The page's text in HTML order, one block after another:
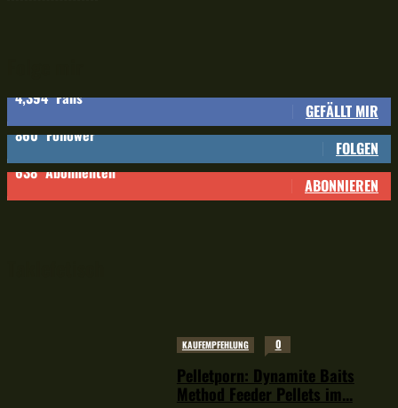
4,394 Fans
GEFÄLLT MIR
860 Follower
FOLGEN
638 Abonnenten
ABONNIEREN
KAUFEMPFEHLUNG 0
Pelletporn: Dynamite Baits
Method Feeder Pellets im...